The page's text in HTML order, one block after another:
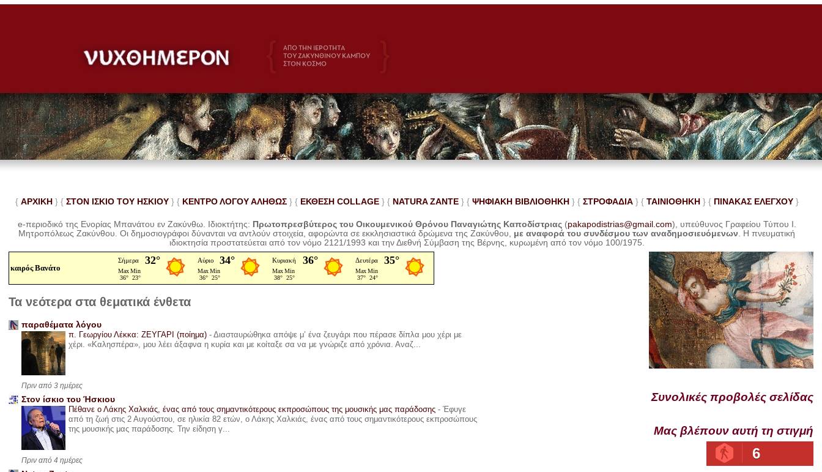
{ ΑΡΧΙΚΗ } { ΣΤΟΝ ΙΣΚΙΟ ΤΟΥ ΗΣΚΙΟΥ } { ΚΕΝΤΡΟ ΛΟΓΟΥ ΑΛΗΘΩΣ } { ΕΚΘΕΣΗ COLLAGE }{ NATURA ZANTE} { ΨΗΦΙΑΚΗ ΒΙΒΛΙΟΘΗΚΗ } { ΣΤΡΟΦΑΔΙΑ } { ΤΑΙΝΙΟΘΗΚΗ } { ΠΙΝΑΚΑΣ ΕΛΕΓΧΟΥ}
e-περιοδικό της Ενορίας Μπανάτου εν Ζακύνθω. Ιδιοκτήτης: Πρωτοπρεσβύτερος του Οικουμενικού Θρόνου Παναγιώτης Καποδίστριας (pakapodistrias@gmail.com), υπεύθυνος Γραφείου Τύπου Ι.
Μητροπόλεως Ζακύνθου.Οι δημοσιογράφοι δύνανται να αντλούν στοιχεία, αφορώντα σε εκκλησιαστικά δρώμενα της Ζακύνθου, με αναφορά του συνδέσμου των αναδημοσιευόμενων . Ηπνευματική
ιδιοκτησία προστατεύεται από τον νόμο 2121/1993 και την Διεθνή Σύμβαση της Βέρνης, κυρωμένη από τον νόμο 100/1975.
καιρός Βανάτο
Τα νεότερα στα θεματικά ένθετα
παραθέματα λόγου
π. Γεωργίου Λέκκα: ΖΕΥΓΑΡΙ (ποίημα) - Διασταυρώθηκα απόψε μ’ ένα ζευγάρι που πέρασε δίπλα μου χέρι με
χέρι. «Καλησπέρα», μου λέει άξαφνα η κυρία και με κοίταξε σα να με γνώριζε από χρόνια. Αναζ...
Πριν από 3 ημέρες
Στον ίσκιο του Ήσκιου
Πέθανε ο Λάκης Χαλκιάς, ένας από τους σημαντικότερους εκπροσώπους της μουσικής μας παράδοσης - Έφυγε
από τη ζωή στις 2 Αυγούστου, σε ηλικία 82 ετών, ο Λάκης Χαλκιάς, ένας από τους σημαντικότερους εκπροσώπους
της μουσικής μας παράδοσης. Την είδηση γ...
Πριν από 4 ημέρες
Συνολικές προβολές σελίδας
Μας βλέπουν αυτή τη στιγμή
6